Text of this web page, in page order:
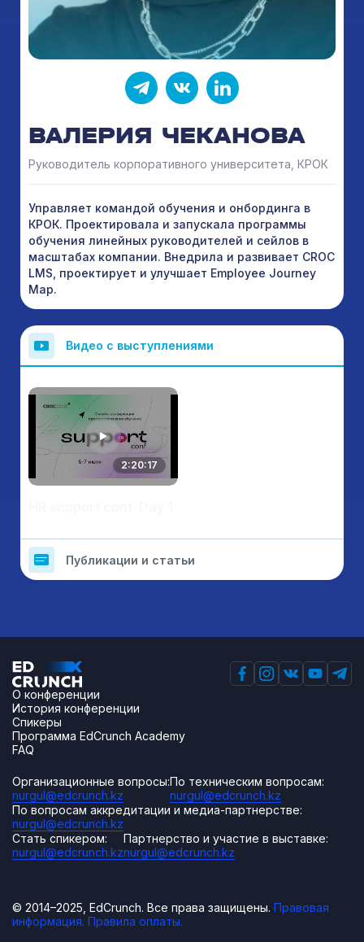
ВАЛЕРИЯ ЧЕКАНОВА
Руководитель корпоративного университета, КРОК
Управляет командой обучения и онбординга в
КРОК. Проектировала и запускала программы
обучения линейных руководителей и сейлов в
масштабах компании. Внедрила и развивает CROC
LMS, проектирует и улучшает Employee Journey
Map.
Видео с выступлениями
2:20:17
Публикации и статьи
О конференции
История конференции
Спикеры
Программа EdCrunch Academy
FAQ
Организационные вопросы:
nurgul@edcrunch.kz
По техническим вопросам:
nurgul@edcrunch.kz
По вопросам аккредитации и медиа-партнерстве:
nurgul@edcrunch.kz
Стать спикером:
nurgul@edcrunch.kz
Партнерство и участие в выставке:
nurgul@edcrunch.kz
© 2014–2025, EdCrunch. Все права защищены. Правовая
информация. Правила оплаты.